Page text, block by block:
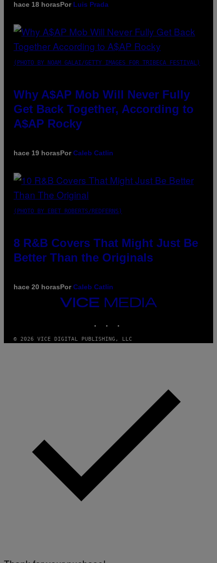
hace 18 horasPor Luis Prada
(PHOTO BY NOAM GALAI/GETTY IMAGES FOR TRIBECA FESTIVAL)
Why A$AP Mob Will Never Fully
Get Back Together, According to
A$AP Rocky
hace 19 horasPorCaleb Catlin
(PHOTO BY EBET ROBERTS/REDFERNS)
8 R&B Covers That Might Just Be
Better Than the Originals
hace 20 horasPorCaleb Catlin
VICE
© 2026 VICE DIGITAL PUBLISHING, LLC